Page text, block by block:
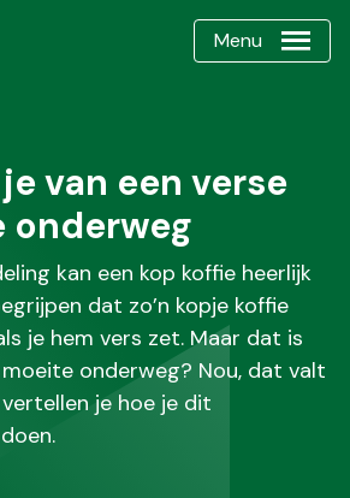
Menu
van een verse
onderweg
kan een kop koffie heerlijk
dat zo’n kopje koffie
je hem vers zet. Maar dat is
onderweg? Nou, dat valt
je hoe je dit